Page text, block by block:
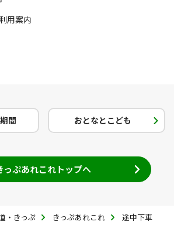
用案内
間 おとなとこども
っぷあれこれトップへ
・きっぷ きっぷあれこれ 途中下車